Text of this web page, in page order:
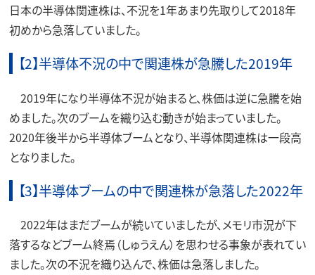
日本の半導体関連株は、不況を1年あまり先取りして2018年
初めから急落していました。
【2】半導体不況の中で関連株が急騰した2019年
2019年になり半導体不況が始まると、株価は逆に急騰を始
めました。次のブームを織り込む動きが始まっていました。
2020年後半から半導体ブームとなり、半導体関連株は一段高
となりました。
【3】半導体ブームの中で関連株が急落した2022年
2022年はまだブームが続いていましたが、メモリ市況が下
落するなどブーム終焉（しゅうえん）を思わせる事象が表れてい
ました。次の不況を織り込んで、株価は急落しました。